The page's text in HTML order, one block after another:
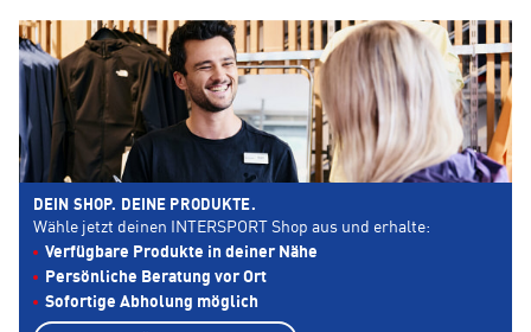
DEIN SHOP. DEINE PRODUKTE.
Wähle jetzt deinen INTERSPORT Shop aus und erhalte:
Verfügbare Produkte in deiner Nähe
Persönliche Beratung vor Ort
Sofortige Abholung möglich